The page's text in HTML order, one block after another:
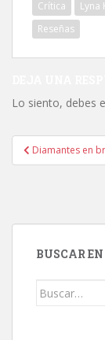
Crítica Lyna
Reseñas
Lo siento, debes
de
Diamantes en
BUSCAR
Buscar: